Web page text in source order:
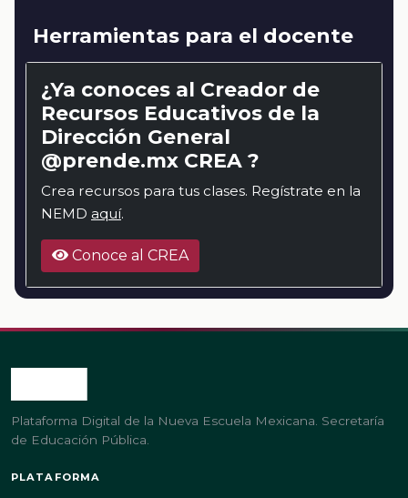
Herramientas para el docente
¿Ya conoces al Creador de
Recursos Educativos de la
Dirección General
@prende.mx CREA ?
Crea recursos para tus clases. Regístrate en la
NEMD aquí.
Conoce al CREA
Plataforma Digital de la Nueva Escuela Mexicana. Secretaría
de Educación Pública.
PLATAFORMA